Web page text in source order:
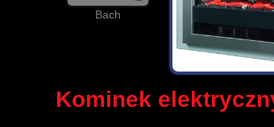
Bach
Kominek